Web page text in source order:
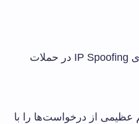
یکی از رایج‌ترین کاربردهای IP Spoofing در حملات
از درخواست‌ها را با